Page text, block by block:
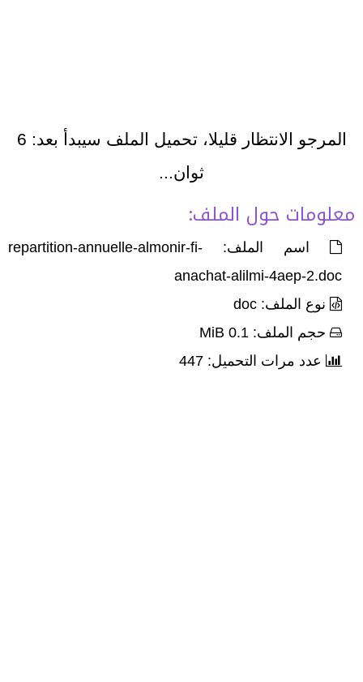
المرجو الانتظار قليلا، تحميل الملف سيبدأ بعد: 6
ثوان...
معلومات حول الملف:
اسم الملف: repartition-annuelle-almonir-fi-
anachat-alilmi-4aep-2.doc
نوع الملف: doc
حجم الملف: 0.1 MiB
عدد مرات التحميل: 447